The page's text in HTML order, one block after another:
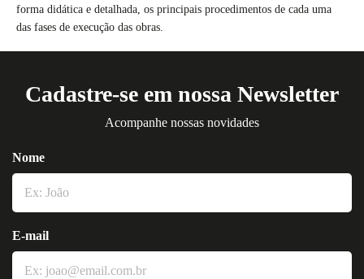
forma didática e detalhada, os principais procedimentos de cada uma
das fases de execução das obras.
Cadastre-se em nossa Newsletter
Acompanhe nossas novidades
Nome
E-mail